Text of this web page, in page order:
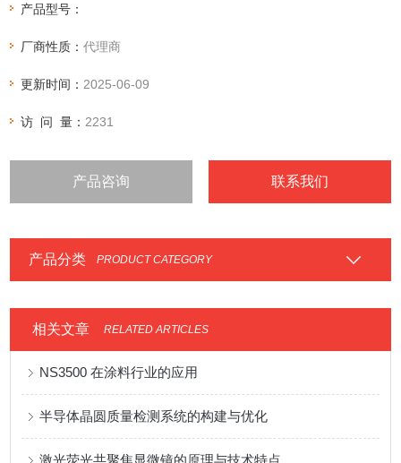
产品型号：
厂商性质：代理商
更新时间： 2025-06-09
访 问 量： 2231
产品咨询 联系我们
产品分类 PRODUCT CATEGORY
相关文章 RELATED ARTICLES
NS3500 在涂料行业的应用
半导体晶圆质量检测系统的构建与优化
激光荧光共聚焦显微镜的原理与技术特点